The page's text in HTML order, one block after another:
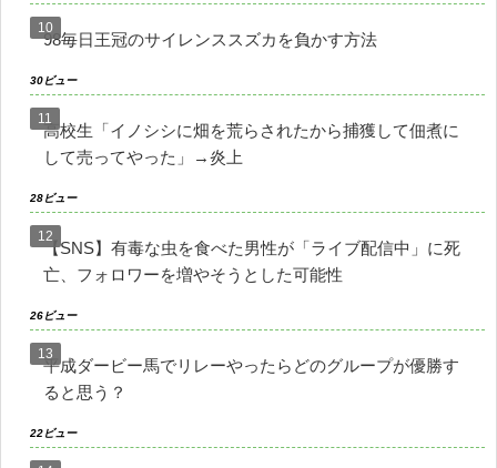
98毎日王冠のサイレンススズカを負かす方法
30ビュー
高校生「イノシシに畑を荒らされたから捕獲して佃煮に
して売ってやった」→炎上
28ビュー
【SNS】有毒な虫を食べた男性が「ライブ配信中」に死
亡、フォロワーを増やそうとした可能性
26ビュー
平成ダービー馬でリレーやったらどのグループが優勝す
ると思う？
22ビュー